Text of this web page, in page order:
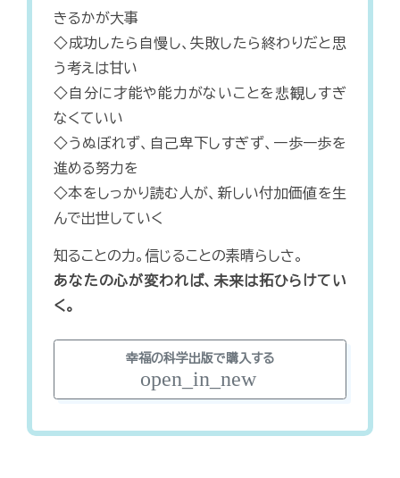
きるかが大事
◇成功したら自慢し、失敗したら終わりだと思
う考えは甘い
◇自分に才能や能力がないことを悲観しすぎ
なくていい
◇うぬぼれず、自己卑下しすぎず、一歩一歩を
進める努力を
◇本をしっかり読む人が、新しい付加価値を生
んで出世していく
知ることの力。信じることの素晴らしさ。
あなたの心が変われば、未来は拓ひらけてい
く。
幸福の科学出版で購入する
open_in_new